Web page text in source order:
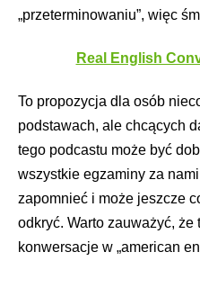
„przeterminowaniu”, więc
Real English
To propozycja dla osób
podstawach, ale chcących
tego podcastu może być
wszystkie egzaminy za
zapomnieć i może jeszcze
odkryć. Warto zauważyć,
konwersacje w „american